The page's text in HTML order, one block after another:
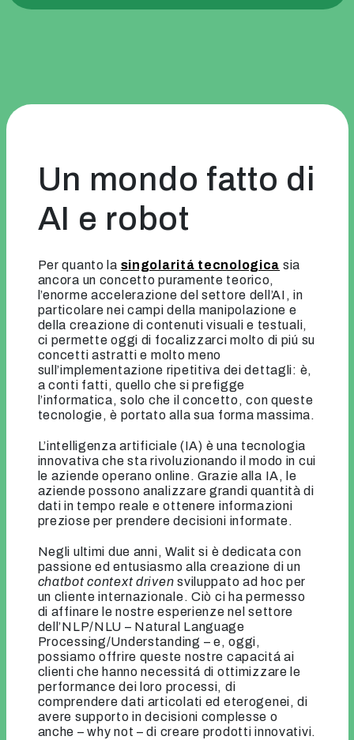
Un mondo fatto di
AI e robot
Per quanto la singolaritá tecnologica sia
ancora un concetto puramente teorico,
l’enorme accelerazione del settore dell’AI, in
particolare nei campi della manipolazione e
della creazione di contenuti visuali e testuali,
ci permette oggi di focalizzarci molto di piú su
concetti astratti e molto meno
sull’implementazione ripetitiva dei dettagli: è,
a conti fatti, quello che si prefigge
l’informatica, solo che il concetto, con queste
tecnologie, è portato alla sua forma massima.
L’intelligenza artificiale (IA) è una tecnologia
innovativa che sta rivoluzionando il modo in cui
le aziende operano online. Grazie alla IA, le
aziende possono analizzare grandi quantità di
dati in tempo reale e ottenere informazioni
preziose per prendere decisioni informate.
Negli ultimi due anni, Walit si è dedicata con
passione ed entusiasmo alla creazione di un
chatbot context driven sviluppato ad hoc per
un cliente internazionale. Ciò ci ha permesso
di affinare le nostre esperienze nel settore
dell’NLP/NLU – Natural Language
Processing/Understanding – e, oggi,
possiamo offrire queste nostre capacitá ai
clienti che hanno necessitá di ottimizzare le
performance dei loro processi, di
comprendere dati articolati ed eterogenei, di
avere supporto in decisioni complesse o
anche – why not – di creare prodotti innovativi.